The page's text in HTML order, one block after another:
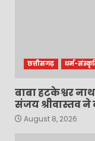
छत्तीसगढ़ धर्म-
बाबा हटकेश्वर
संजय श्रीवास्तव
August 8, 2026